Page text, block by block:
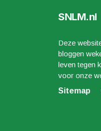
SNLM.nl
Deze
bloggen
leven tegen
voor onze
Sitemap